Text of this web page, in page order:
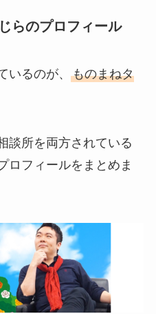
らのプロフィール
いるのが、 ものまねタ
談所を両方されている
ロフィールをまとめま